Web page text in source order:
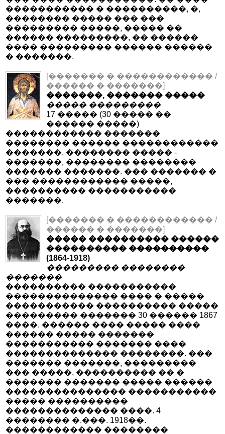
����������� � ����������, �,
�������� ����� ��� ���
��������� �����, ����� ��
������ ���������, �� ������
���� ��������� ������ ������
� �������.
[������� � ������������ /
������ � �������]
�������, ������� �����
����� ���������
17 ����� (30 ����� ��
������ �����)
������������ �������
�������� ������ ������������
�������, �������� ����� -
�������, �������� ��������
������� �������. ��� ������� �
��� ������������ �����,
���������� �����������
�������.
[������� � ������������ /
������ � �������]
����� ���������� ������
���������� ����������
(1864-1918)
��������� ��������
�������
���������� �����������
�������������� ���� � �����
����������� ���������� �����
��������� ������� 30 ������ 1867
����. ������ ���� ����� ����
������ ����� �������
����������� ������� ����
�������������� ��������. ���
������� �������, ���������
��� �����, ���������� �� �
������� ������� ����� ������
��������������� �����������
����� ����������
�������������� ����. 4
�������� �.���. 1918��.
������������ ��������